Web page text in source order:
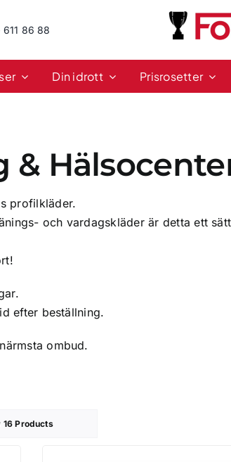
611 86 88
Din idrott Prisrosetter
&
profilkläder.
och vardagskläder är detta ett
efter beställning.
ombud.
16 Products